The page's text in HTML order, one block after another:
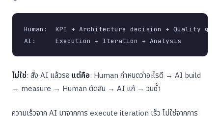
Human:  KPI + Architecture decision + Quality gate
ไม่ใช่: สั่ง AI แล้วรอ แต่คือ: Human กำหนดว่าอะไรดี → AI build
→ measure → Human ตัดสิน → AI แก้ → วนซ้ำ
ความเร็วจาก AI มาจากการ execute iteration เร็ว ไม่ใช่จากการ